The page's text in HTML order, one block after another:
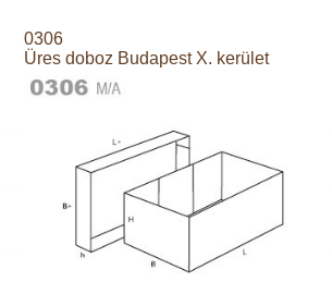
0306
Üres doboz Budapest X. kerület